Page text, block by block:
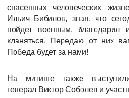
спасенных человеческих
Ильич Бибилов, зная, что
пойдет военным, благодарил
кланяться. Передаю от них
Победа будет за нами!
На митинге также
генерал Виктор Соболев и